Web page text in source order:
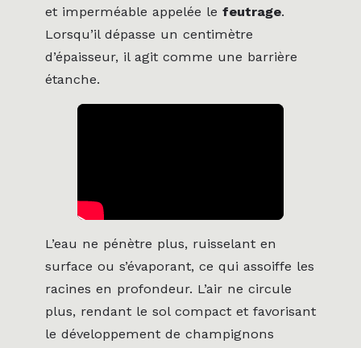
et imperméable appelée le feutrage.
Lorsqu’il dépasse un centimètre
d’épaisseur, il agit comme une barrière
étanche.
L’eau ne pénètre plus, ruisselant en
surface ou s’évaporant, ce qui assoiffe les
racines en profondeur. L’air ne circule
plus, rendant le sol compact et favorisant
le développement de champignons